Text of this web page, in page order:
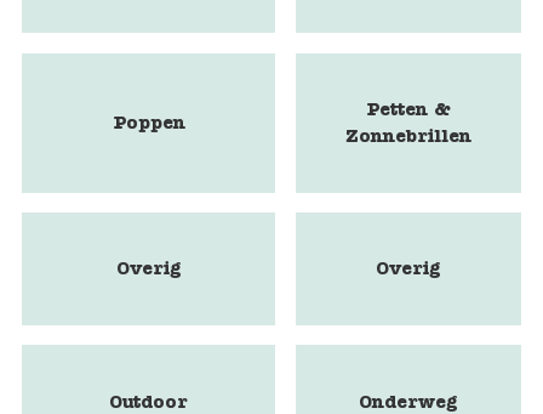
Poppen
Petten &
Zonnebrillen
Overig Overig
Outdoor Onderweg